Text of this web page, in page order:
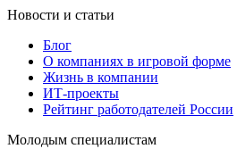
Новости и статьи
Блог
О компаниях в игровой форме
Жизнь в компании
ИТ-проекты
Рейтинг работодателей России
Молодым специалистам